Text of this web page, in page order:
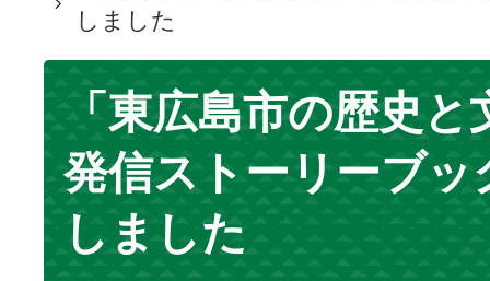
置
しました
「東広島市の歴史
発信ストーリーブッ
しました